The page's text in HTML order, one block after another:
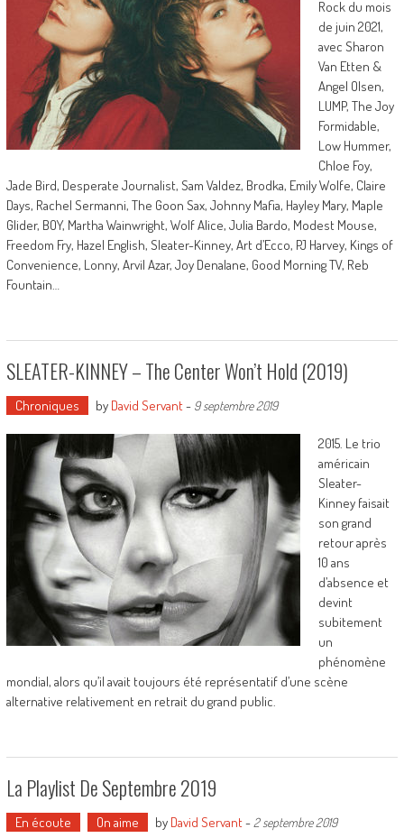
Rock du mois
de juin 2021,
avec Sharon
Van Etten &
Angel Olsen,
LUMP, The Joy
Formidable,
Low Hummer,
Chloe Foy,
Jade Bird, Desperate Journalist, Sam Valdez, Brodka, Emily Wolfe, Claire
Days, Rachel Sermanni, The Goon Sax, Johnny Mafia, Hayley Mary, Maple
Glider, BOY, Martha Wainwright, Wolf Alice, Julia Bardo, Modest Mouse,
Freedom Fry, Hazel English, Sleater-Kinney, Art d’Ecco, PJ Harvey, Kings of
Convenience, Lonny, Arvil Azar, Joy Denalane, Good Morning TV, Reb
Fountain…
SLEATER-KINNEY – The Center Won’t Hold (2019)
Chroniques by David Servant- 9 septembre 2019
2015. Le trio
américain
Sleater-
Kinney faisait
son grand
retour après
10 ans
d’absence et
devint
subitement
un
phénomène
mondial, alors qu’il avait toujours été représentatif d’une scène
alternative relativement en retrait du grand public.
La Playlist De Septembre 2019
En écoute On aime by David Servant- 2 septembre 2019